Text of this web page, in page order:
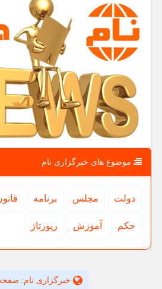
موضوع های خبرگزاری نام
دولت مجلس برنامه
حكم آموزش رپورتاژ
خبرگزاری نام: